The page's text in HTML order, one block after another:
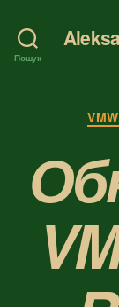
Пошук